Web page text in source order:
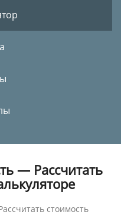
— Рассчитать
стоимость